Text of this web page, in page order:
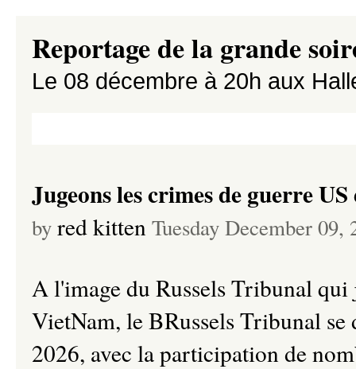
Reportage de la grande
Le 08 décembre à 20h aux
Jugeons les crimes de guerre
byred kitten Tuesday December 09,
A l'image du Russels Tribunal qui
VietNam, le BRussels Tribunal
2026, avec la participation de